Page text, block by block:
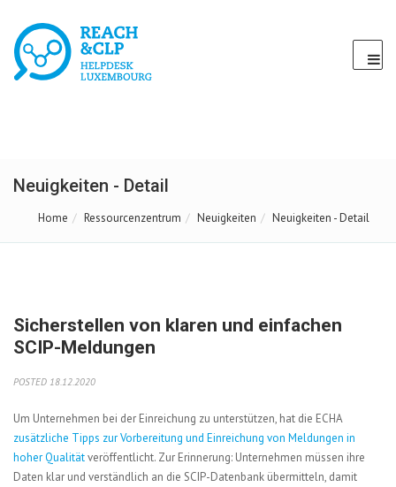
Neuigkeiten - Detail
Home Ressourcenzentrum Neuigkeiten Neuigkeiten - Detail
Sicherstellen von klaren und einfachen
SCIP-Meldungen
POSTED 18.12.2020
Um Unternehmen bei der Einreichung zu unterstützen, hat die ECHA
zusätzliche Tipps zur Vorbereitung und Einreichung von Meldungen in
hoher Qualitätveröffentlicht. Zur Erinnerung: Unternehmen müssen ihre
Daten klar und verständlich an die SCIP-Datenbank übermitteln, damit